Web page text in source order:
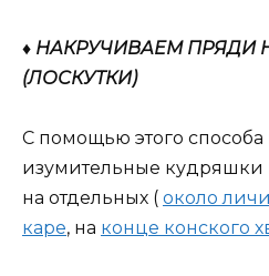
♦ НАКРУЧИВАЕМ ПРЯДИ
(ЛОСКУТКИ)
С помощью этого
изумительные кудряшки
на отдельных ( около
каре, на конце конского